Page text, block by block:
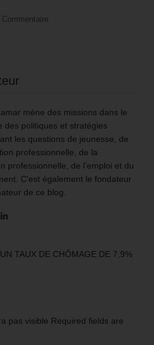
Commentaire
mène des missions dans le
des politiques et stratégies
les questions de jeunesse, de
professionnelle, de la
professionnelle, de l’emploi et du
C'est également le fondateur
de ce blog.
TAUX DE CHÔMAGE DE 7,9%
pas visible Required fields are